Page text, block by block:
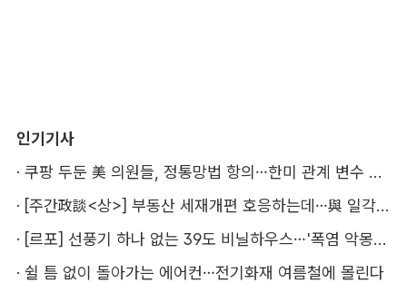
인기기사
·
쿠팡 두둔 美 의원들, 정통망법 항의…한미 관계 변수 될까
·
[주간政談<상>] 부동산 세재개편 호응하는데…與 일각의 속내
·
[르포] 선풍기 하나 없는 39도 비닐하우스…'폭염 악몽' 꾸는 이주노동자
· 쉴 틈 없이 돌아가는 에어컨…전기화재 여름철에 몰린다